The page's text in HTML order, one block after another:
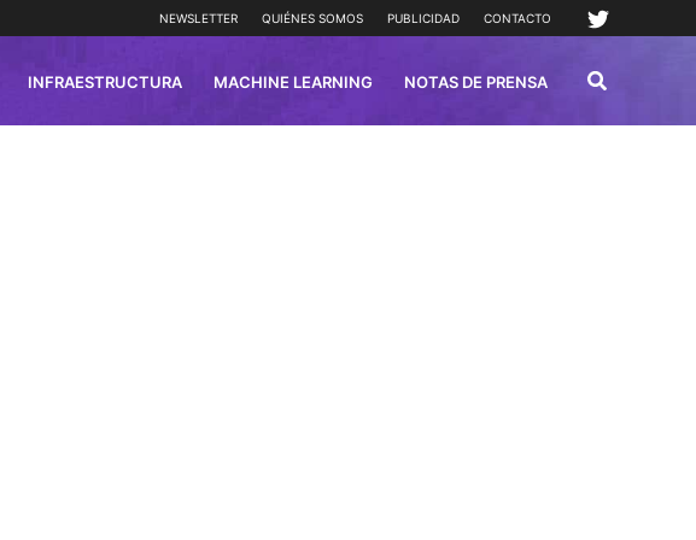
NEWSLETTER QUIÉNES SOMOS PUBLICIDAD CONTACTO
INFRAESTRUCTURA MACHINE LEARNING NOTAS DE PRENSA